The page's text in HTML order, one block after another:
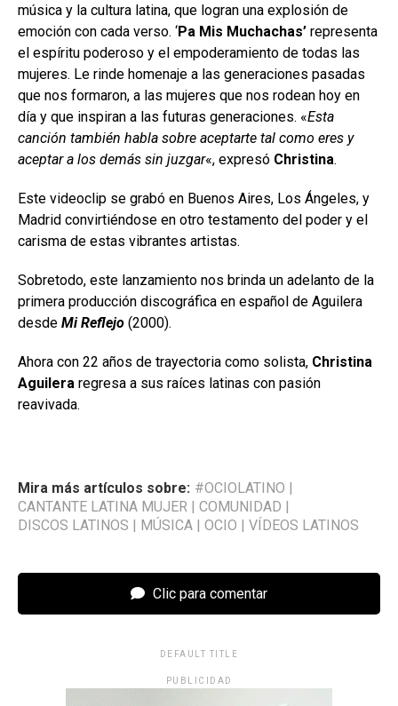
música y la cultura latina, que logran una explosión de
emoción con cada verso. ‘Pa Mis Muchachas’ representa
el espíritu poderoso y el empoderamiento de todas las
mujeres. Le rinde homenaje a las generaciones pasadas
que nos formaron, a las mujeres que nos rodean hoy en
día y que inspiran a las futuras generaciones. «Esta
canción también habla sobre aceptarte tal como eres y
aceptar a los demás sin juzgar«, expresó Christina.
Este videoclip se grabó en Buenos Aires, Los Ángeles, y
Madrid convirtiéndose en otro testamento del poder y el
carisma de estas vibrantes artistas.
Sobretodo, este lanzamiento nos brinda un adelanto de la
primera producción discográfica en español de Aguilera
desde Mi Reflejo (2000).
Ahora con 22 años de trayectoria como solista, Christina
Aguilera regresa a sus raíces latinas con pasión
reavivada.
Mira más artículos sobre: #OCIOLATINO |
CANTANTE LATINA MUJER | COMUNIDAD |
DISCOS LATINOS | MÚSICA | OCIO | VÍDEOS LATINOS
Clic para comentar
DEFAULT TITLE
PUBLICIDAD